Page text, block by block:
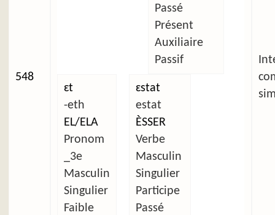
548
Passé
Présent
Auxiliaire
Passif
ɛt
-eth
EL/ELA
Pronom
_3e
Masculin
Singulier
Faible
ɛstat
estat
ÈSSER
Verbe
Masculin
Singulier
Participe
Passé